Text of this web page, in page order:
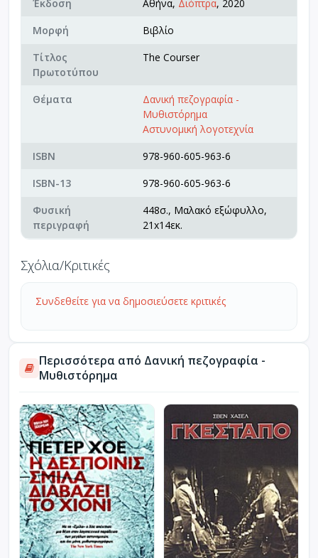
Έκδοση Αθήνα, Διόπτρα, 2020
Μορφή
Βιβλίο
Τίτλος
Πρωτοτύπου
The Courser
Θέματα
Δανική πεζογραφία -
Μυθιστόρημα
Αστυνομική λογοτεχνία
ISBN
978-960-605-963-6
ISBN-13
978-960-605-963-6
Φυσική
περιγραφή
448σ., Μαλακό εξώφυλλο,
21x14εκ.
Σχόλια/Κριτικές
Συνδεθείτε για να δημοσιεύσετε κριτικές
Περισσότερα από Δανική πεζογραφία -
Μυθιστόρημα